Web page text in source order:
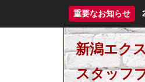
重要なお知らせ
新潟エク
スタッフ